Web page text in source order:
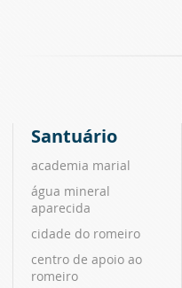
Santuário
academia marial
água mineral
aparecida
cidade do romeiro
centro de apoio ao
romeiro